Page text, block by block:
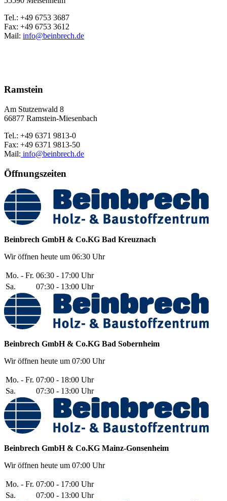
Tel.: +49 6753 3687
Fax: +49 6753 3612
Mail: info@beinbrech.de
Ramstein
Am Stutzenwald 8
66877 Ramstein-Miesenbach
Tel.: +49 6371 9813-0
Fax: +49 6371 9813-50
Mail: info@beinbrech.de
Öffnungszeiten
Beinbrech GmbH & Co.KG Bad Kreuznach
Wir öffnen heute um 06:30 Uhr
Mo. - Fr. 06:30 - 17:00 Uhr
Sa.
07:30 - 13:00 Uhr
Beinbrech GmbH & Co.KG Bad Sobernheim
Wir öffnen heute um 07:00 Uhr
Mo. - Fr. 07:00 - 18:00 Uhr
Sa.
07:30 - 13:00 Uhr
Beinbrech GmbH & Co.KG Mainz-Gonsenheim
Wir öffnen heute um 07:00 Uhr
Mo. - Fr. 07:00 - 17:00 Uhr
Sa.
07:00 - 13:00 Uhr